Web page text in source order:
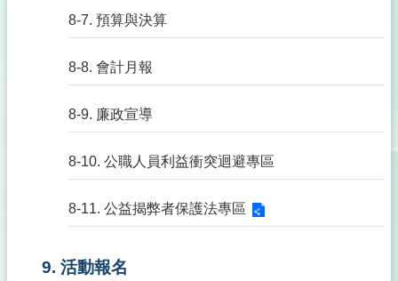
8-7. 預算與決算
8-8. 會計月報
8-9. 廉政宣導
8-10. 公職人員利益衝突迴避專區
8-11. 公益揭弊者保護法專區
9. 活動報名